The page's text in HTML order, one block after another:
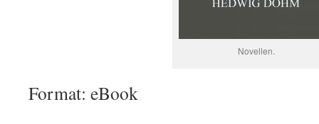
Novellen.
Format: eBook